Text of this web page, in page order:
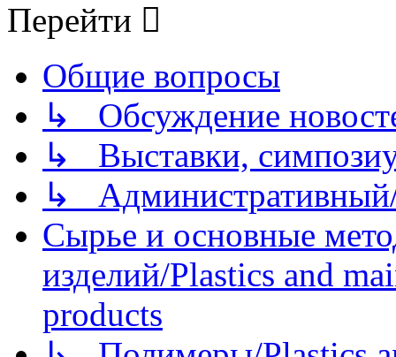
Перейти
Общие вопросы
↳ Обсуждение
↳ Выставки,
↳
Сырье и основные
изделий/Plastics and
products